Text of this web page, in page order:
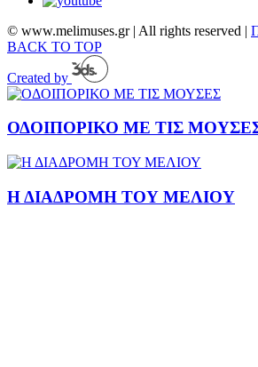
© www.melimuses.gr | All rights reserved |
BACK TO TOP
Created by
ΟΔΟΙΠΟΡΙΚΟ ΜΕ ΤΙΣ
Η ΔΙΑΔΡΟΜΗ ΤΟΥ ΜΕΛΙΟΥ